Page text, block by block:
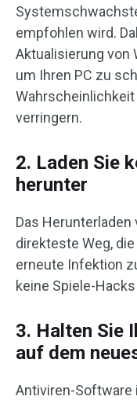
empfohlen wird.
Aktualisierung von
um Ihren PC zu
verringern.
2. Laden Sie
herunter
Das
direkteste Weg,
erneute Infektion
keine Spiele-
3. Halten Sie
auf dem
Antiviren-